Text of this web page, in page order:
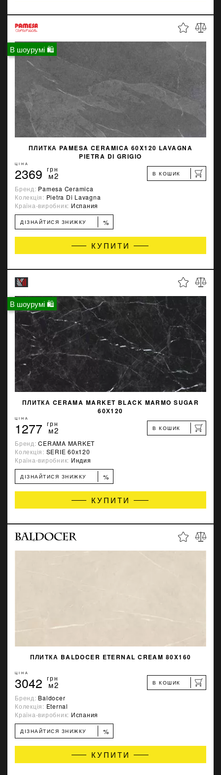
В шоурумі 🛍
ПЛИТКА PAMESA CERAMICA 60X120 LAVAGNA
PIETRA DI GRIGIO
ЦІНА
2369 грн
м2 В КОШИК
Бренд: Pamesa Ceramica
Колекція: Pietra Di Lavagna
Країна-виробник: Испания
ДІЗНАЙТИСЯ ЗНИЖКУ %
КУПИТИ
В шоурумі 🛍
ПЛИТКА CERAMA MARKET BLACK MARMO SUGAR
60Х120
ЦІНА
1277 грн
м2 В КОШИК
Бренд:CERAMA MARKET
Колекція: SERIE 60х120
Країна-виробник: Индия
ДІЗНАЙТИСЯ ЗНИЖКУ %
КУПИТИ
ПЛИТКА BALDOCER ETERNAL CREAM 80X160
ЦІНА
3042 грн
м2 В КОШИК
Бренд: Baldocer
Колекція: Eternal
Країна-виробник: Испания
ДІЗНАЙТИСЯ ЗНИЖКУ %
КУПИТИ